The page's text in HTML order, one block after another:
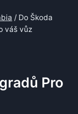
/ Do Škoda
váš vůz
Pro